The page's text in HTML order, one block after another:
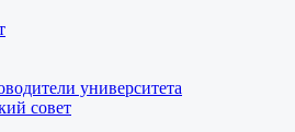
университета
совет